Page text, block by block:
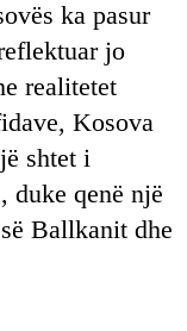
ka pasur
jo
realitetet
Kosova
shtet i
duke qenë një
Ballkanit dhe